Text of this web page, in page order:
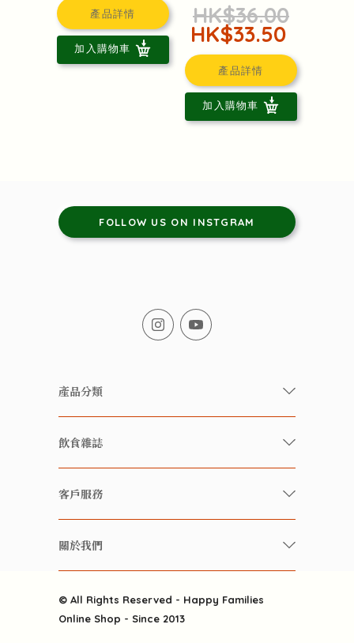
產品詳情
加入購物車
HK$36.00
HK$33.50
產品詳情
加入購物車
FOLLOW US ON INSTGRAM
產品分類
有機/無農藥新鮮蔬果
有機 / 無添加飲品
養生保健好東西
酒類
雜貨部
飲食雜誌
快樂家庭 飲食雜誌
雲南搜食記
粒粒皆辛苦
快樂電視台
客戶服務
常見問題
關於我們
送貨
© All Rights Reserved - Happy Families
Online Shop - Since 2013